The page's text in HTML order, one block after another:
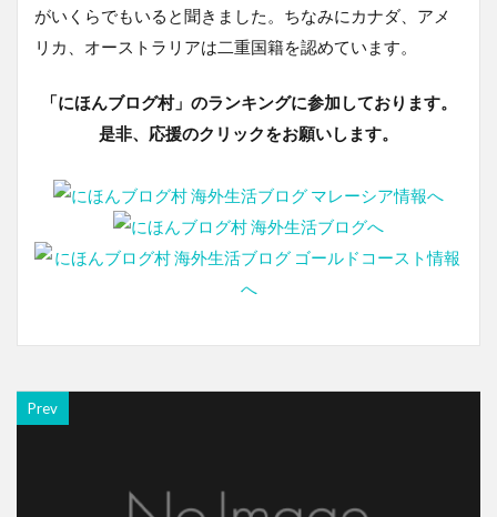
がいくらでもいると聞きました。ちなみにカナダ、アメ
リカ、オーストラリアは二重国籍を認めています。
「にほんブログ村」のランキングに参加しております。
是非、応援のクリックをお願いします。
Prev